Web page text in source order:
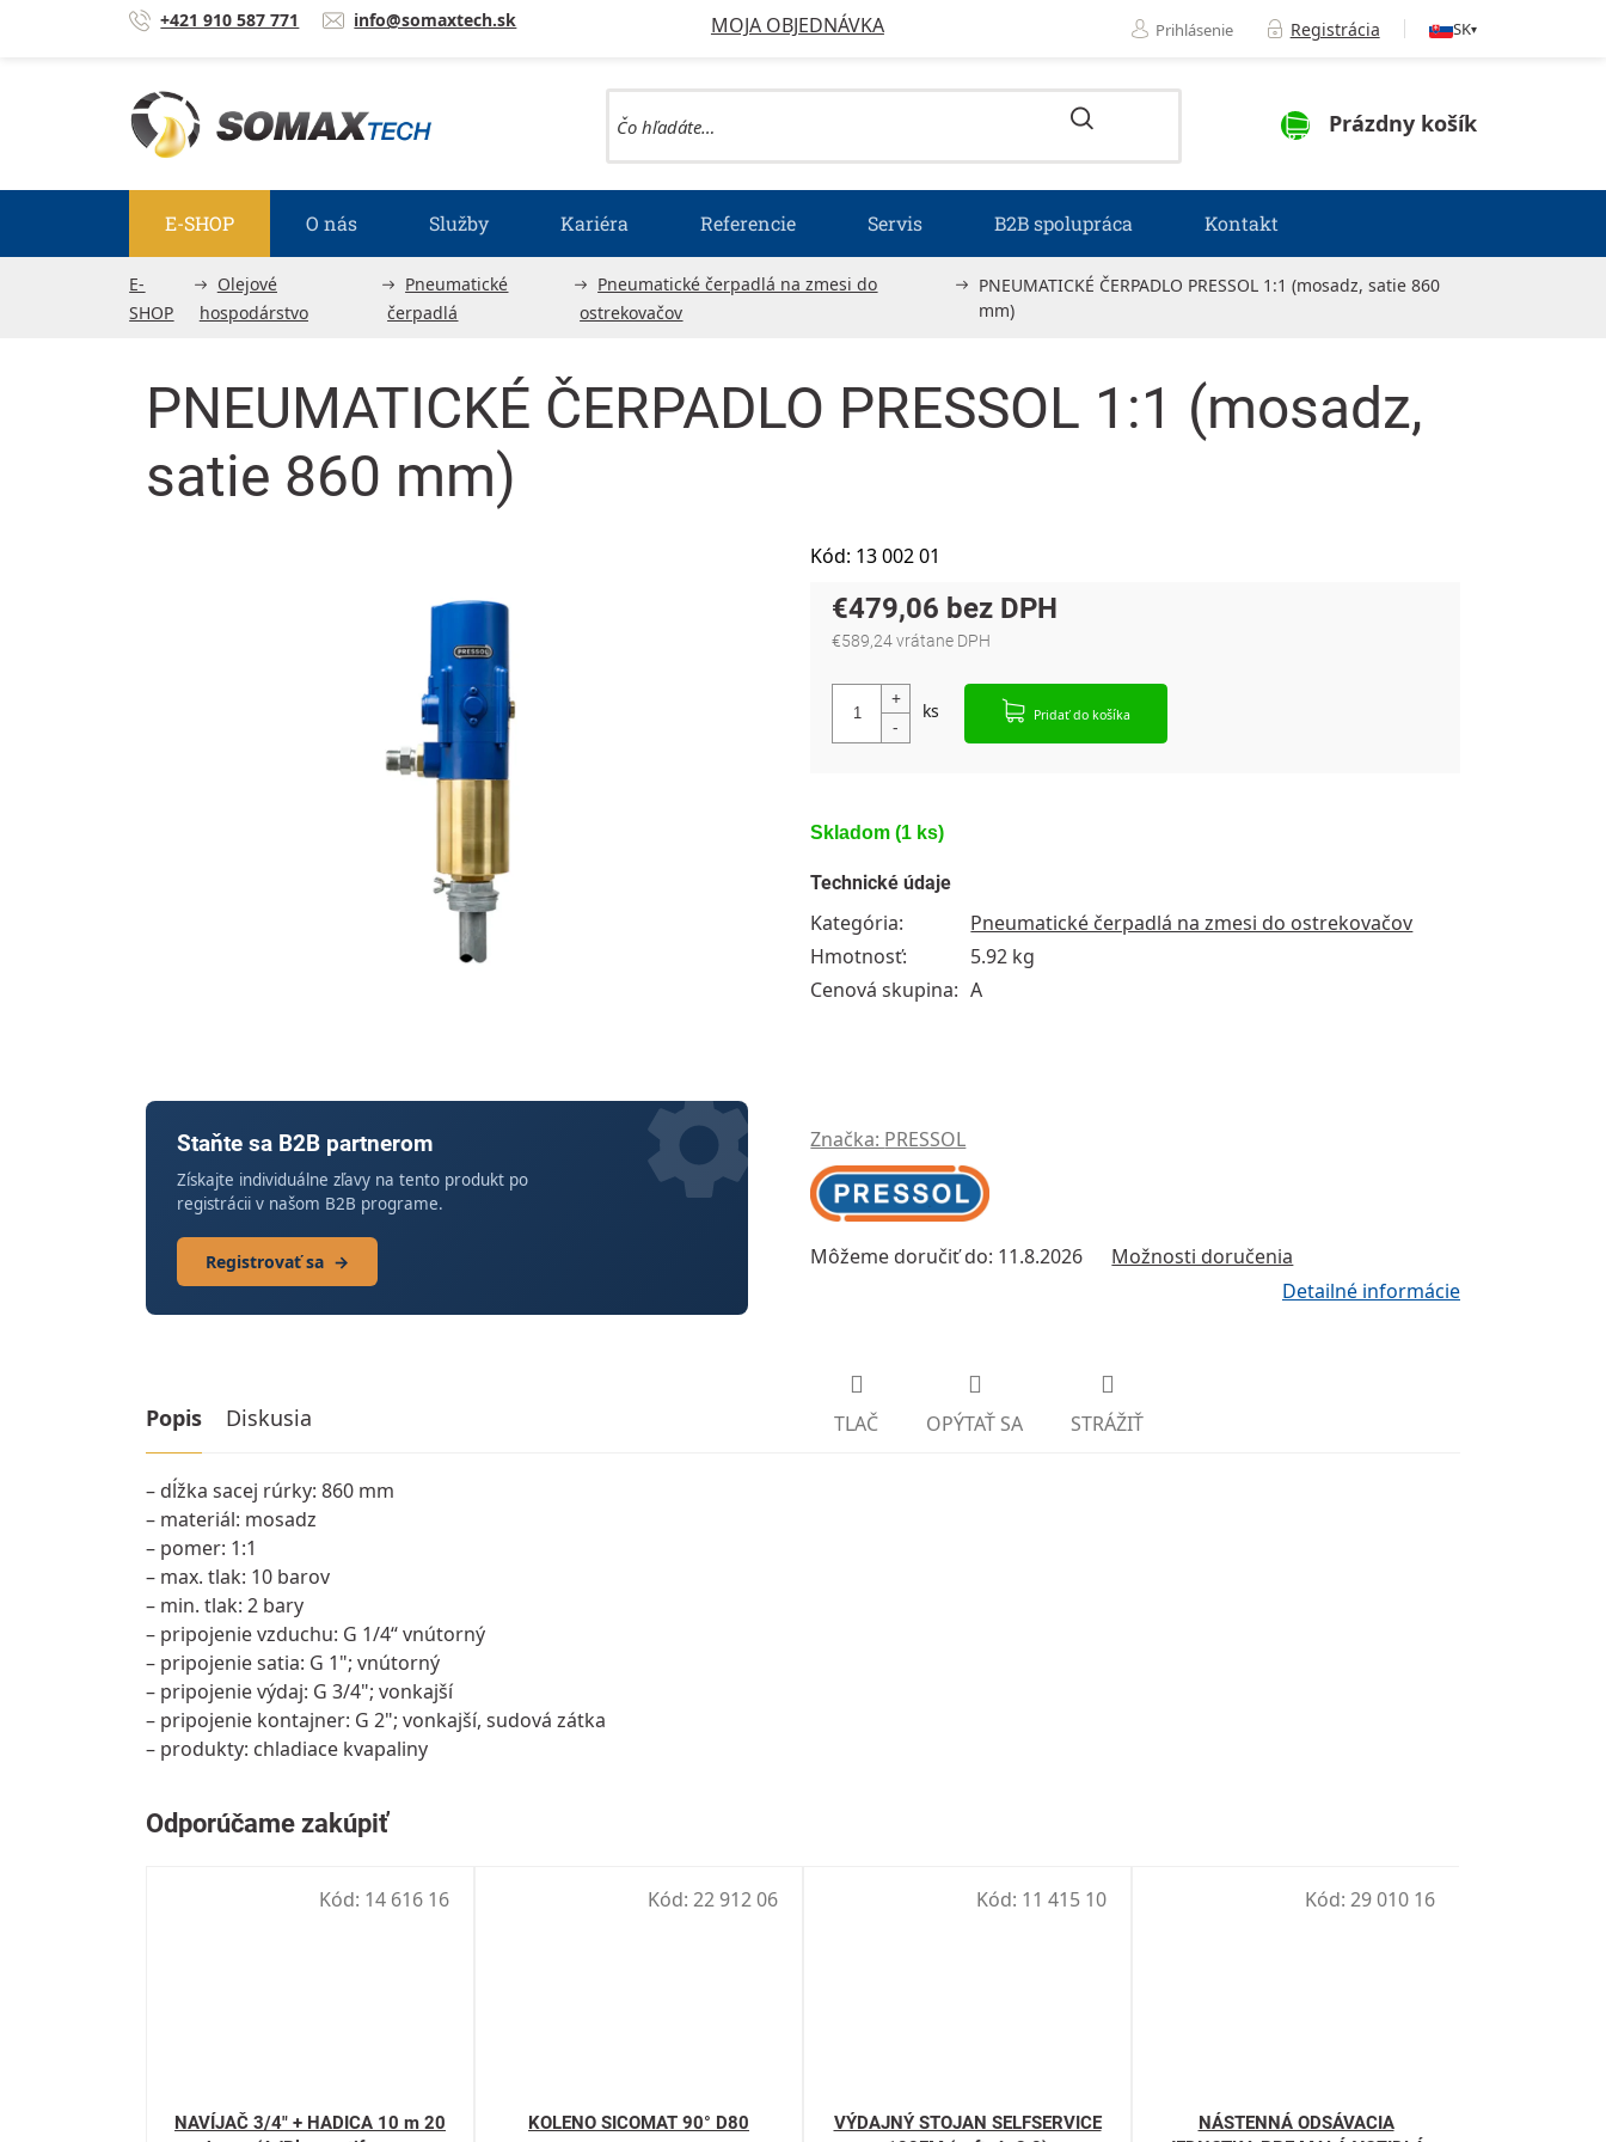
Prejsť na obsah +421 910 587 771 info@somaxtech.sk MOJA OBJEDNÁVKA Prihlásenie Registrácia SK▾
NÁKUPNÝ KOŠÍK
Prázdny košík
E-SHOP O nás Služby Kariéra Referencie Servis B2B spolupráca Kontakt
E-
SHOP
Olejové
hospodárstvo
Pneumatické
čerpadlá
Pneumatické čerpadlá na zmesi do
ostrekovačov
PNEUMATICKÉ ČERPADLO PRESSOL 1:1 (mosadz, satie 860
mm)
PNEUMATICKÉ ČERPADLO PRESSOL 1:1 (mosadz,
satie 860 mm)
Staňte sa B2B partnerom
Získajte individuálne zľavy na tento produkt po
registrácii v našom B2B programe.
Registrovať sa →
Skladom(1 ks)
Značka: PRESSOL
Môžeme doručiť do: 11.8.2026 Možnosti doručenia
€479,06
€589,24 vrátane DPH
Pridať do košíka
Detailné informácie
TLAČ OPÝTAŤ SA STRÁŽIŤ
Kód: 13 002 01
Technické údaje
Kategória:
Pneumatické čerpadlá na zmesi do ostrekovačov
Hmotnosť:
5.92 kg
Cenová skupina: A
Popis Diskusia
– dĺžka sacej rúrky: 860 mm
– materiál: mosadz
– pomer: 1:1
– max. tlak: 10 barov
– min. tlak: 2 bary
– pripojenie vzduchu: G 1/4“ vnútorný
– pripojenie satia: G 1"; vnútorný
– pripojenie výdaj: G 3/4"; vonkajší
– pripojenie kontajner: G 2"; vonkajší, sudová zátka
– produkty: chladiace kvapaliny
NAVÍJAČ 3/4" + HADICA 10 m 20
Kód: 14 616 16
KOLENO SICOMAT 90° D80
Kód: 22 912 06
VÝDAJNÝ STOJAN SELFSERVICE
Kód: 11 415 10
NÁSTENNÁ ODSÁVACIA
Kód: 29 010 16